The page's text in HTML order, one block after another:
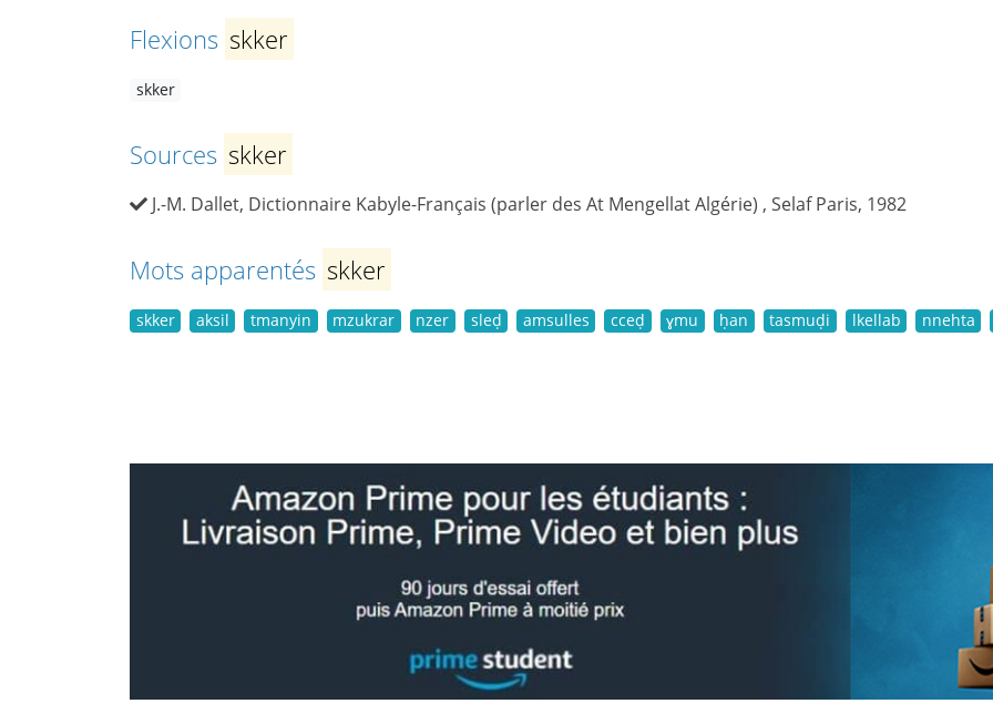
Flexions skker
skker
Sources skker
J.-M. Dallet, Dictionnaire Kabyle-Français (parler des At Mengellat Algérie) , Selaf Paris, 1982
Mots apparentés skker
skker aksil tmanyin mzukrar nzer sleḍ amsulles cceḍ ɣmu ḥan tasmuḍi lkellab nnehta